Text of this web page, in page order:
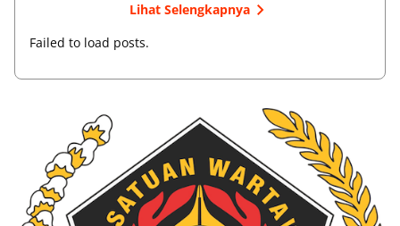
Lihat Selengkapnya
Failed to load posts.